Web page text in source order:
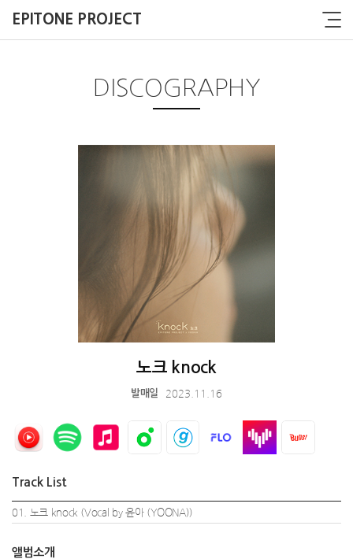
EPITONE PROJECT
DISCOGRAPHY
노크 knock
발매일 2023.11.16
Track List
01. 노크 knock (Vocal by 윤아 (YOONA))
앨범소개